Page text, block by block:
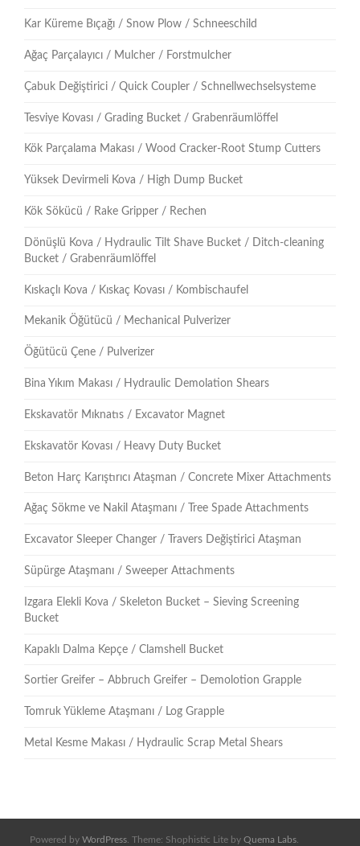
Kar Küreme Bıçağı / Snow Plow / Schneeschild
Ağaç Parçalayıcı / Mulcher / Forstmulcher
Çabuk Değiştirici / Quick Coupler / Schnellwechselsysteme
Tesviye Kovası / Grading Bucket / Grabenräumlöffel
Kök Parçalama Makası / Wood Cracker-Root Stump Cutters
Yüksek Devirmeli Kova / High Dump Bucket
Kök Sökücü / Rake Gripper / Rechen
Dönüşlü Kova / Hydraulic Tilt Shave Bucket / Ditch-cleaning
Bucket / Grabenräumlöffel
Kıskaçlı Kova / Kıskaç Kovası / Kombischaufel
Mekanik Öğütücü / Mechanical Pulverizer
Öğütücü Çene / Pulverizer
Bina Yıkım Makası / Hydraulic Demolation Shears
Ekskavatör Mıknatıs / Excavator Magnet
Ekskavatör Kovası / Heavy Duty Bucket
Beton Harç Karıştırıcı Ataşman / Concrete Mixer Attachments
Ağaç Sökme ve Nakil Ataşmanı / Tree Spade Attachments
Excavator Sleeper Changer / Travers Değiştirici Ataşman
Süpürge Ataşmanı / Sweeper Attachments
Izgara Elekli Kova / Skeleton Bucket – Sieving Screening
Bucket
Kapaklı Dalma Kepçe / Clamshell Bucket
Sortier Greifer – Abbruch Greifer – Demolotion Grapple
Tomruk Yükleme Ataşmanı / Log Grapple
Metal Kesme Makası / Hydraulic Scrap Metal Shears
Powered by WordPress . Theme: Shophistic Lite by Quema Labs